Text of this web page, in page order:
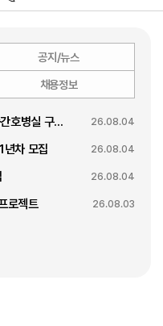
대구파티마병원, 통합집중간호병실 구축 축복식 26.08.04
차 모집 26.08.04
26.08.04
로젝트 26.08.03
공지/뉴스
채용정보